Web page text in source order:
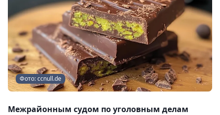
Фото: ccnull.de
Межрайонным судом по уголовным делам